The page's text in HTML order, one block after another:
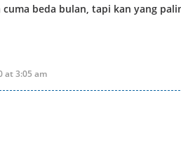
beda bulan, tapi kan yang
at 3:05 am